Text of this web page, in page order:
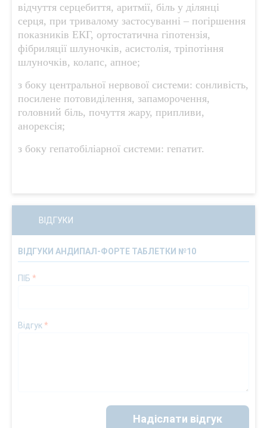
відчуття серцебиття, аритмії, біль у ділянці
серця, при тривалому застосуванні – погіршення
показників ЕКГ, ортостатична гіпотензія,
фібриляції шлуночків, асистолія, тріпотіння
шлуночків, колапс, апное;
з боку центральної нервової системи: сонливість,
посилене потовиділення, запаморочення,
головний біль, почуття жару, припливи,
анорексія;
з боку гепатобіліарної системи: гепатит.
ВІДГУКИ
ВІДГУКИ АНДИПАЛ-ФОРТЕ ТАБЛЕТКИ №10
ПІБ *
Відгук*
Надіслати відгук